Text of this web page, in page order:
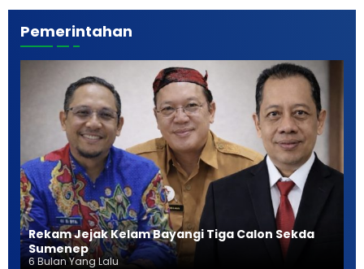
Pemerintahan
Rekam Jejak Kelam Bayangi Tiga Calon Sekda
Sumenep
6 Bulan Yang Lalu